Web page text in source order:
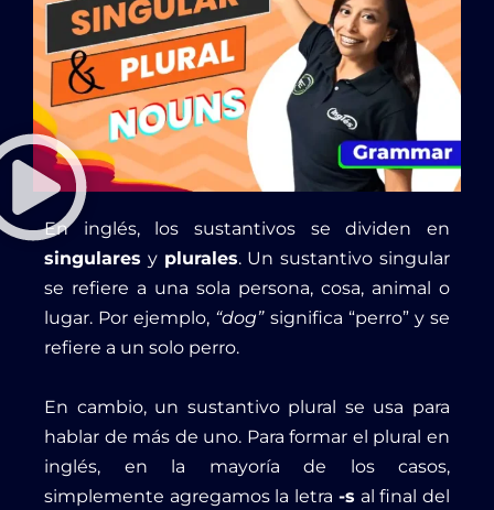
En inglés, los sustantivos se dividen en
singulares y plurales. Un sustantivo singular
se refiere a una sola persona, cosa, animal o
lugar. Por ejemplo, “dog”significa “perro” y se
refiere a un solo perro.
En cambio, un sustantivo plural se usa para
hablar de más de uno. Para formar el plural en
inglés, en la mayoría de los casos,
simplemente agregamos la letra -s al final del